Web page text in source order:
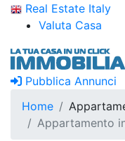
Real Estate Italy
Valuta Casa
Pubblica Annunci
Home
Appartamento